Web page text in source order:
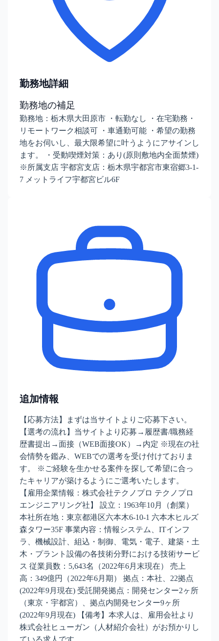
勤務地詳細
勤務地の補足
勤務地：栃木県大田原市 ・転勤なし ・在宅勤務・
リモートワーク相談可 ・車通勤可能 ・希望の勤務
地をお伺いし、最大限希望に叶うようにアサインし
ます。 ・受動喫煙対策：あり(原則敷地内全面禁煙)
※所属支店 宇都宮支店：栃木県宇都宮市東宿郷3-1-
7 メットライフ宇都宮ビル6F
追加情報
【応募方法】まずは当サイトよりご応募下さい。
【選考の流れ】当サイトより応募→履歴書/職務経
歴書提出→面接（WEB面接OK）→内定 ※現在の社
会情勢を鑑み、WEBでの選考を受け付けておりま
す。 ※ご経験を生かせる案件を探して希望に合っ
たキャリアが築けるようにご選考いたします。
【雇用企業情報：株式会社テクノプロ テクノプロ
エンジニアリング社】 設立：1963年10月（創業）
本社所在地：東京都港区六本木6-10-1 六本木ヒルズ
森タワー35F 事業内容：情報システム、ITインフ
ラ、機械設計、組込・制御、電気・電子、建築・土
木・プラント設備の各技術分野における技術サービ
ス 従業員数：5,643名（2022年6月末現在） 売上
高：349億円（2022年6月期） 拠点：本社、22拠点
(2022年9月現在) 受託開発拠点：開発センター2ヶ所
（東京・宇都宮）、拠点内開発センター9ヶ所
(2022年9月現在) 【備考】本求人は、雇用会社より
株式会社ヒューガン（人材紹介会社）がお預かりし
ている求人です。